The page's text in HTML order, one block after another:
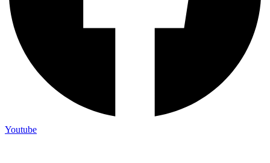
Youtube